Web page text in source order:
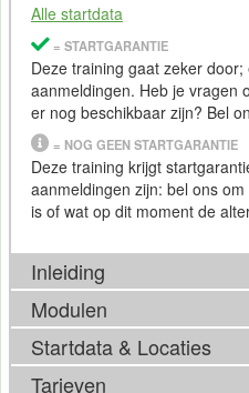
Alle startdata
= STARTGARANTIE
Deze training gaat zeker
aanmeldingen. Heb je vragen
er nog beschikbaar zijn? Bel
= NOG GEEN STARTGARANTIE
Deze training krijgt
aanmeldingen zijn: bel ons
is of wat op dit moment de
Inleiding
In de vakgebieden
programmeertaalRinmiddels
aan packages en libraries
functionaliteiten enorm
Modulen
Tijdens de trainingRShiny en
onderwerpen aan bod:
Startdata & Locaties
Tarieven